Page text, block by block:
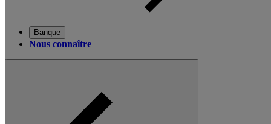
Banque
Nous connaître